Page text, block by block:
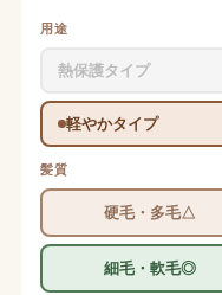
用途
熱保護タイプ
軽やかタイプ
髪質
硬毛・多毛△
細毛・軟毛◎